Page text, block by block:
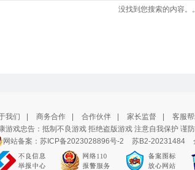
没找到您搜索的内容。
我们 商务合作 合作伙伴 家长监督
客服
游戏忠告：抵制不良游戏 拒绝盗版游戏 注意自我保护 谨
网站备案： 苏ICP备2023028896号-2 苏B2-20231484